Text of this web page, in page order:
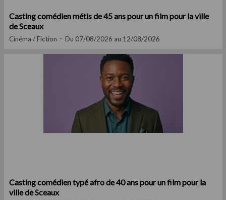
Casting comédien métis de 45 ans pour un film pour la ville
de Sceaux
Cinéma / Fiction Du 07/08/2026 au 12/08/2026
Casting comédien typé afro de 40 ans pour un film pour la
ville de Sceaux